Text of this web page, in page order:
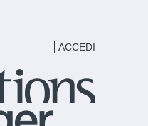
ACCEDI